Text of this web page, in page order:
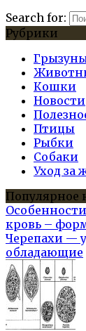
Search for:
Рубрики
Кошки
Новости
Птицы
Рыбки
Собаки
Уход за
Популярное
кровь –
Черепахи —
обладающие